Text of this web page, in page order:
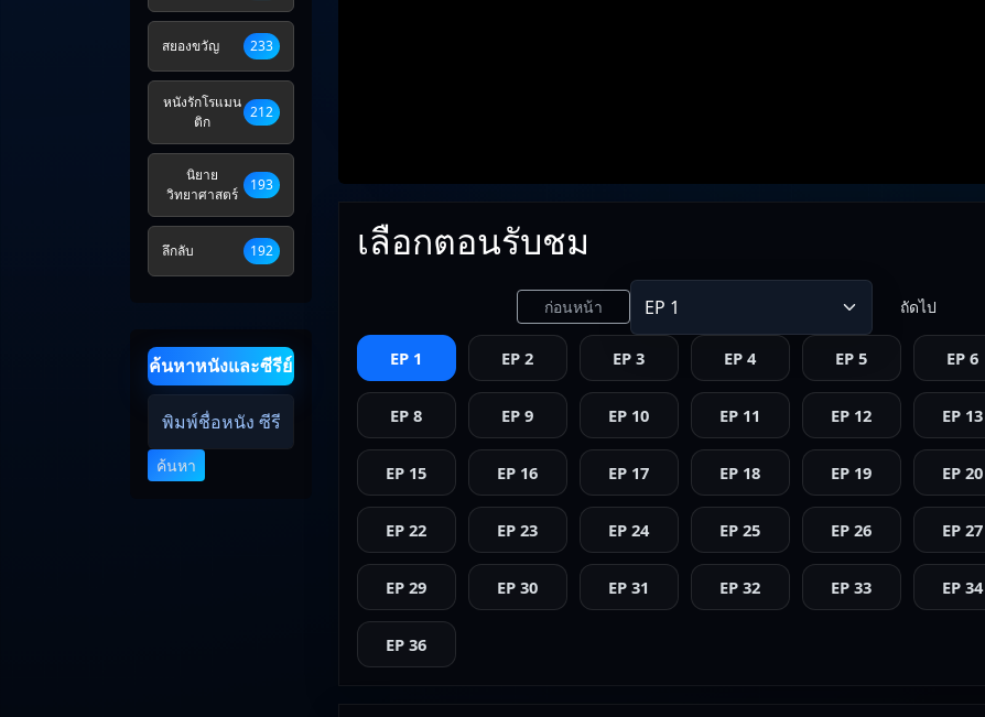
สยองขวัญ 233
หนังรักโรแมน
ติก
212
นิยาย
วิทยาศาสตร์
193
ลึกลับ 192
ค้นหาหนังและซีรีย์
ค้นหา
เลือกตอนรับชม
ก่อนหน้า ถัดไป
EP 1 EP 2 EP 3 EP 4 EP 5 EP 6
EP 8 EP 9 EP 10 EP 11 EP 12 EP 13
EP 15 EP 16 EP 17 EP 18 EP 19 EP 20
EP 22 EP 23 EP 24 EP 25 EP 26 EP 27
EP 29 EP 30 EP 31 EP 32 EP 33 EP 34
EP 36